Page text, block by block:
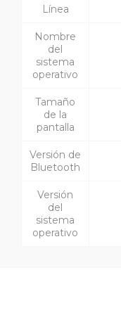
Línea
Nombre
del
sistema
operativo
Tamaño
de la
pantalla
Versión de
Bluetooth
Versión
del
sistema
operativo